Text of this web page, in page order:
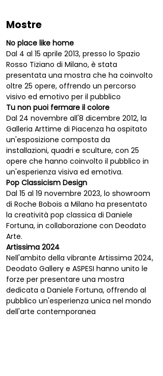
Mostre
No place like home
Dal 4 al 15 aprile 2013, presso lo Spazio
Rosso Tiziano di Milano, è stata
presentata una mostra che ha coinvolto
oltre 25 opere, offrendo un percorso
visivo ed emotivo per il pubblico
Tu non puoi fermare il colore
Dal 24 novembre all'8 dicembre 2012, la
Galleria Arttime di Piacenza ha ospitato
un'esposizione composta da
installazioni, quadri e sculture, con 25
opere che hanno coinvolto il pubblico in
un'esperienza visiva ed emotiva.
Pop Classicism Design
Dal 15 al 19 novembre 2023, lo showroom
di Roche Bobois a Milano ha presentato
la creatività pop classica di Daniele
Fortuna, in collaborazione con Deodato
Arte.
Artissima 2024
Nell'ambito della vibrante Artissima 2024,
Deodato Gallery e ASPESI hanno unito le
forze per presentare una mostra
dedicata a Daniele Fortuna, offrendo al
pubblico un'esperienza unica nel mondo
dell'arte contemporanea